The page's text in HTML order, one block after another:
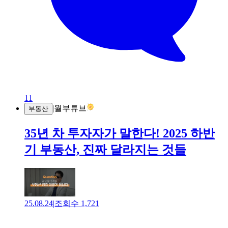
11
부동산 |월부튜브
35년 차 투자자가 말한다! 2025 하반
기 부동산, 진짜 달라지는 것들
25.08.24|조회수 1,721